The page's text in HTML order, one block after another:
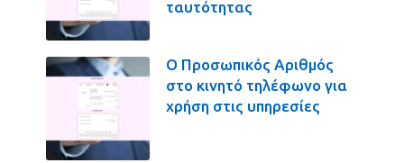
ταυτότητας
Ο Προσωπικός Αριθμός
στο κινητό τηλέφωνο για
χρήση στις υπηρεσίες